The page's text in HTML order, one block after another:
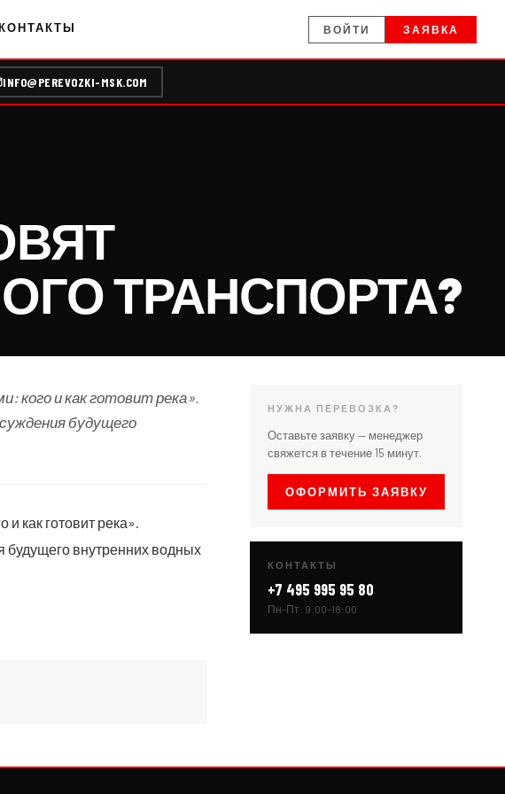
ВОЙТИ ЗАЯВКА
INFO@PEREVOZKI-MSK.COM
ТРАНСПОРТА?
кого и как готовит река».
будущего
как готовит река».
будущего внутренних водных
НУЖНА ПЕРЕВОЗКА?
Оставьте заявку — менеджер
свяжется в течение 15 минут.
ОФОРМИТЬ ЗАЯВКУ
КОНТАКТЫ
+7 495 995 95 80
Пн–Пт: 9:00–18:00